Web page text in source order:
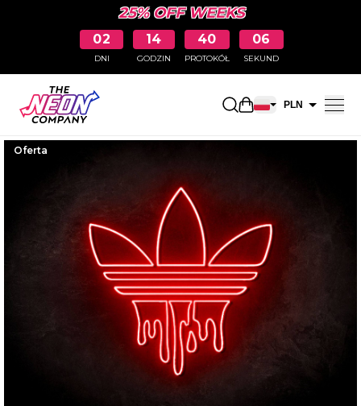
25% OFF WEEKS
02
DNI
14
GODZIN
40
PROTOKÓŁ
05
SEKUND
Otwarty koszyk
PLN
Oferta